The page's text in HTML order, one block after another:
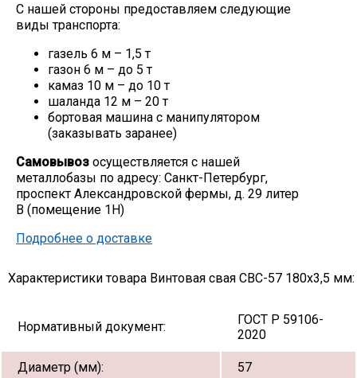
С нашей стороны предоставляем следующие
виды транспорта:
газель 6 м – 1,5 т
газон 6 м – до 5 т
камаз 10 м – до 10 т
шаланда 12 м – 20 т
бортовая машина с манипулятором
(заказывать заранее)
Самовывоз осуществляется с нашей
металлобазы по адресу: Санкт-Петербург,
проспект Александровской фермы, д. 29 литер
В (помещение 1Н)
Подробнее о доставке
Характеристики товара Винтовая свая СВС-57 180х3,5 мм:
Нормативный документ:
ГОСТ Р 59106-
2020
Диаметр (мм): 57